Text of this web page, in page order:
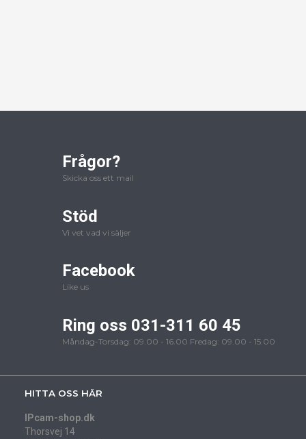
Frågor?
Skicka oss ett mail
Stöd
Vi vet vad vi säljer
Facebook
Like us
Ring oss 031-311 60 45
Måndag-Torsdag: 09.00 - 16.00 Fredag: 09.00 - 15.00
HITTA OSS HÄR
IPcam-shop.dk
Thorsvej 14